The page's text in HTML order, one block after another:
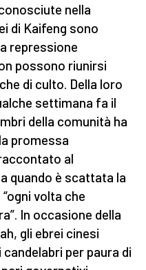
nella
di Kaifeng sono
repressione
possono riunirsi
di culto. Della loro
settimana fa il
della comunità ha
promessa
al
quando è scattata la
volta che
In occasione della
gli ebrei cinesi
per paura di